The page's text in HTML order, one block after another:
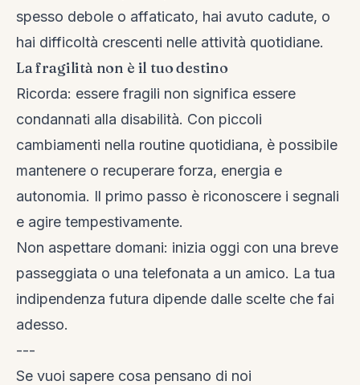
spesso debole o affaticato, hai avuto cadute, o
hai difficoltà crescenti nelle attività quotidiane.
La fragilità non è il tuo destino
Ricorda: essere fragili non significa essere
condannati alla disabilità. Con piccoli
cambiamenti nella routine quotidiana, è possibile
mantenere o recuperare forza, energia e
autonomia. Il primo passo è riconoscere i segnali
e agire tempestivamente.
Non aspettare domani: inizia oggi con una breve
passeggiata o una telefonata a un amico. La tua
indipendenza futura dipende dalle scelte che fai
adesso.
---
Se vuoi sapere cosa pensano di noi